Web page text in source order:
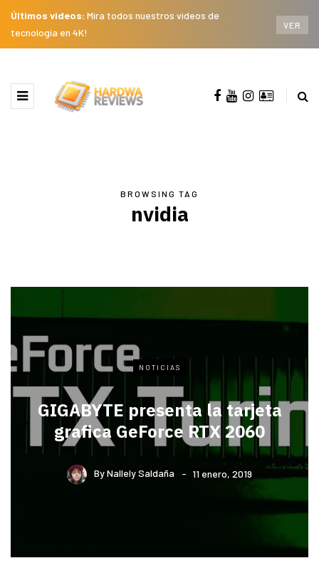
Últimos videos: Mira todos nuestros videos de
tecnología en 4K!
VER
BROWSING TAG
nvidia
NOTICIAS
GIGABYTE presenta la tarjeta
grafica GeForce RTX 2060
ByNallely Saldaña 11 enero, 2019